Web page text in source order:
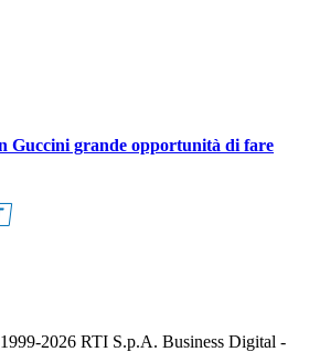
Guccini grande opportunità di fare
2026 RTI S.p.A. Business Digital -